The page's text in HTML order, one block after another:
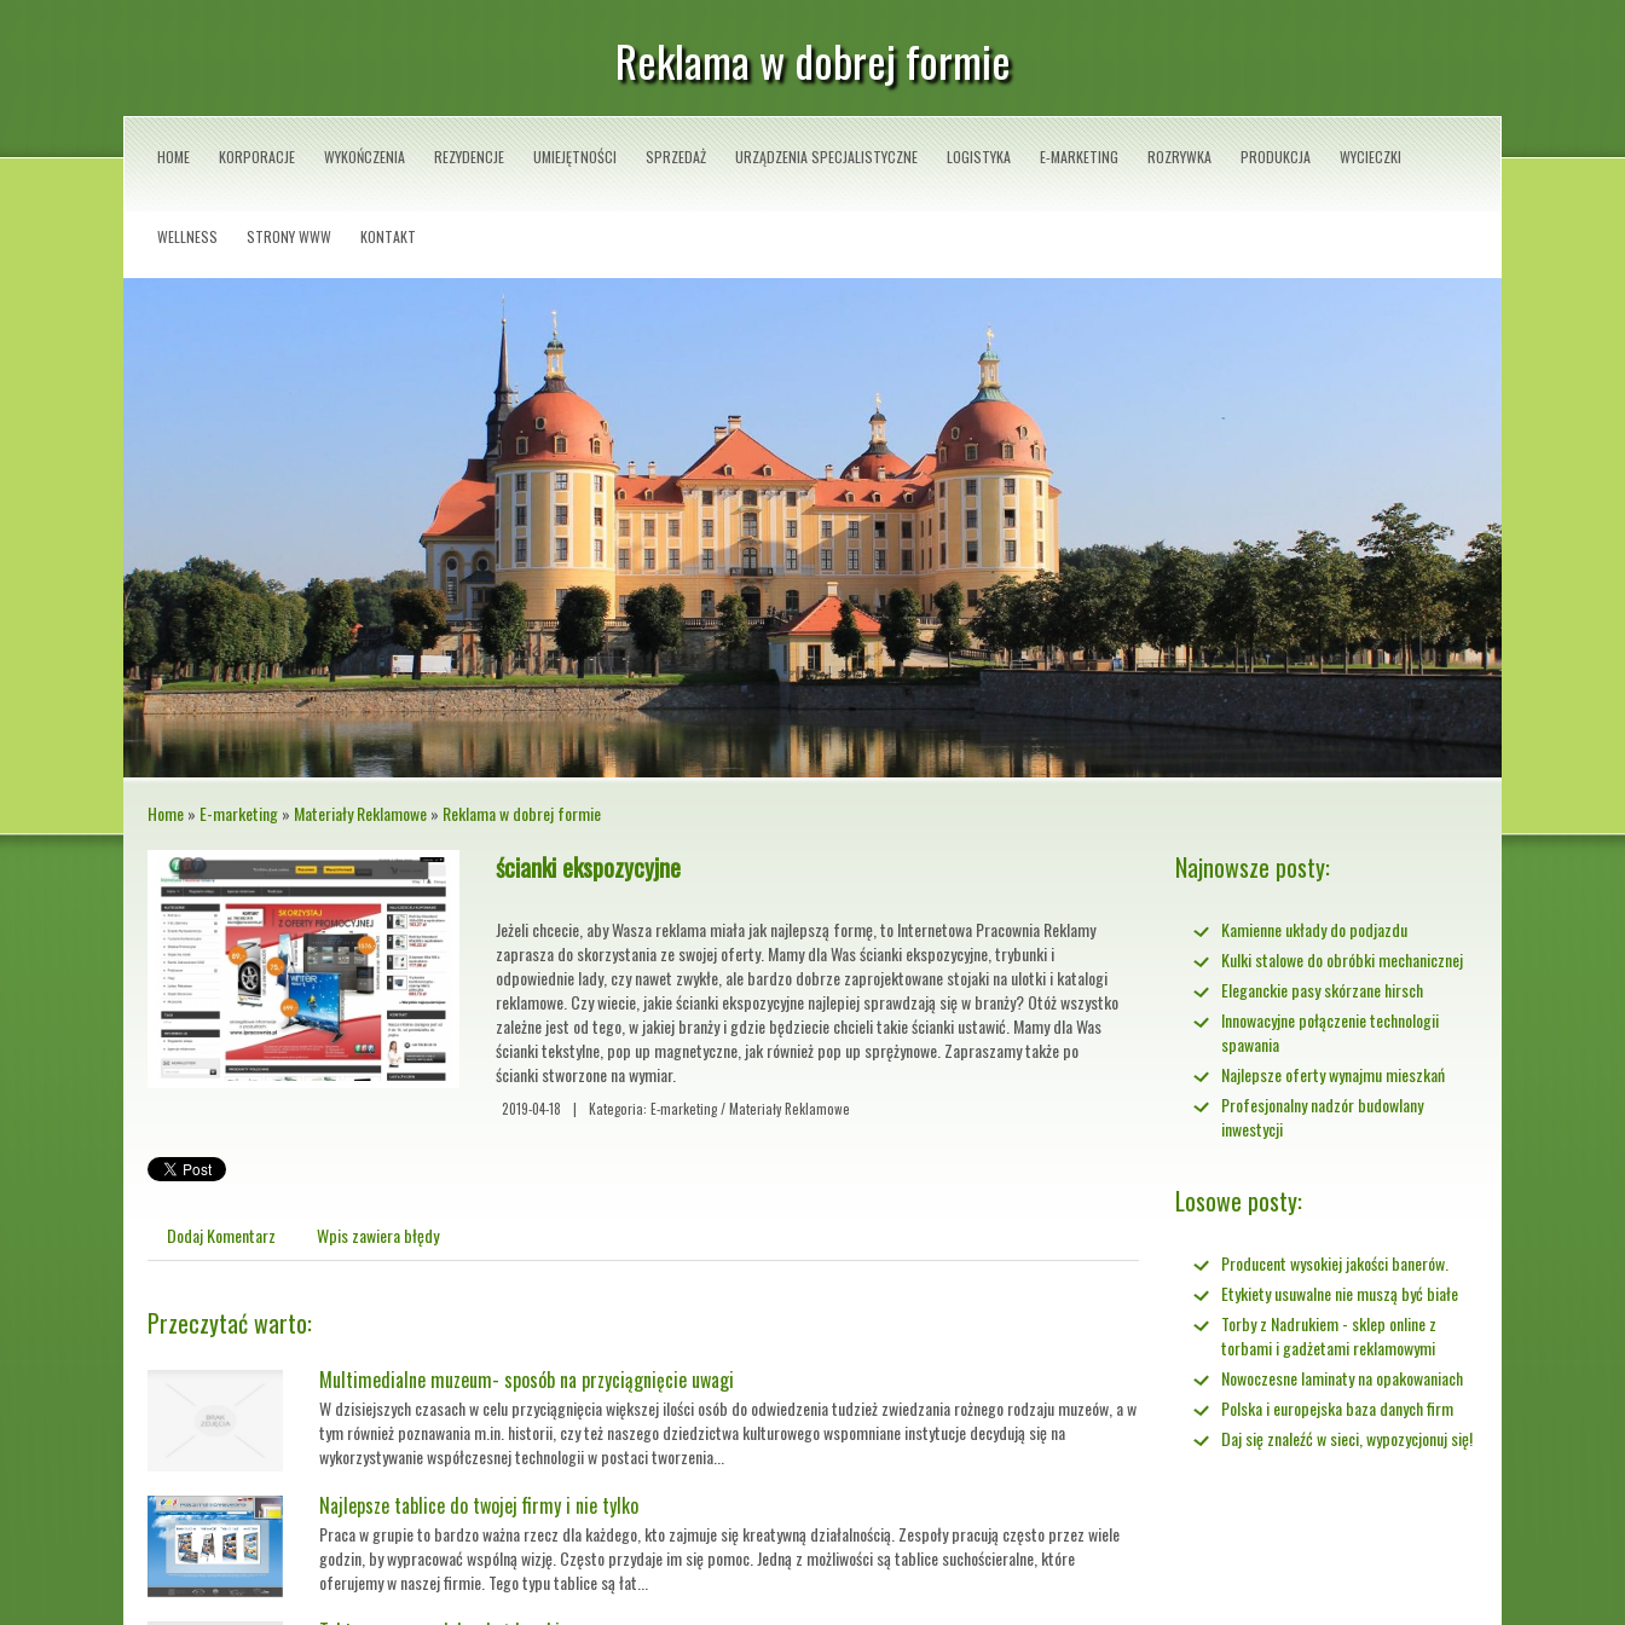
Reklama w dobrej formie
HOME KORPORACJE WYKOŃCZENIA REZYDENCJE UMIEJĘTNOŚCI SPRZEDAŻ URZĄDZENIA SPECJALISTYCZNE LOGISTYKA E-MARKETING ROZRYWKA PRODUKCJA WYCIECZKI
WELLNESS STRONY WWW KONTAKT
Home» E-marketing» Materiały Reklamowe» Reklama w dobrej formie
ścianki ekspozycyjne
Jeżeli chcecie, aby Wasza reklama miała jak najlepszą formę, to Internetowa Pracownia Reklamy
zaprasza do skorzystania ze swojej oferty. Mamy dla Was ścianki ekspozycyjne, trybunki i
odpowiednie lady, czy nawet zwykłe, ale bardzo dobrze zaprojektowane stojaki na ulotki i katalogi
reklamowe. Czy wiecie, jakie ścianki ekspozycyjne najlepiej sprawdzają się w branży? Otóż wszystko
zależne jest od tego, w jakiej branży i gdzie będziecie chcieli takie ścianki ustawić. Mamy dla Was
ścianki tekstylne, pop up magnetyczne, jak również pop up sprężynowe. Zapraszamy także po
ścianki stworzone na wymiar.
2019-04-18 | Kategoria: E-marketing / Materiały Reklamowe
Dodaj Komentarz Wpis zawiera błędy
Przeczytać warto:
Multimedialne muzeum- sposób na przyciągnięcie uwagi
W dzisiejszych czasach w celu przyciągnięcia większej ilości osób do odwiedzenia tudzież zwiedzania rożnego rodzaju muzeów, a w
tym również poznawania m.in. historii, czy też naszego dziedzictwa kulturowego wspomniane instytucje decydują się na
wykorzystywanie współczesnej technologii w postaci tworzenia...
Najlepsze tablice do twojej firmy i nie tylko
Praca w grupie to bardzo ważna rzecz dla każdego, kto zajmuje się kreatywną działalnością. Zespoły pracują często przez wiele
godzin, by wypracować wspólną wizję. Często przydaje im się pomoc. Jedną z możliwości są tablice suchościeralne, które
oferujemy w naszej firmie. Tego typu tablice są łat...
Najnowsze posty:
Kamienne układy do podjazdu
Kulki stalowe do obróbki mechanicznej
Eleganckie pasy skórzane hirsch
Innowacyjne połączenie technologii
spawania
Najlepsze oferty wynajmu mieszkań
Profesjonalny nadzór budowlany
inwestycji
Losowe posty:
Producent wysokiej jakości banerów.
Etykiety usuwalne nie muszą być białe
Torby z Nadrukiem - sklep online z
torbami i gadżetami reklamowymi
Nowoczesne laminaty na opakowaniach
Polska i europejska baza danych firm
Daj się znaleźć w sieci, wypozycjonuj się!